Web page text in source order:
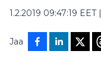
1.2.2019 09:47:19 EET|
Jaa